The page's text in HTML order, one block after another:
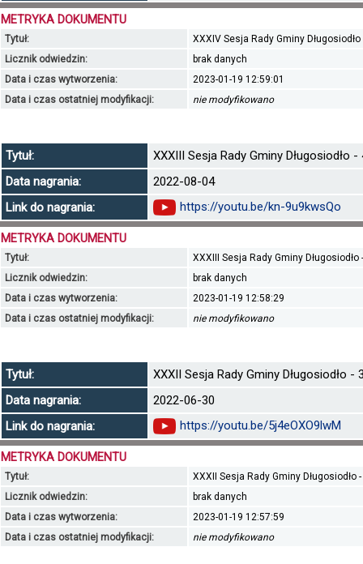
METRYKA DOKUMENTU
Tytuł:
XXXIV Sesja Rady Gminy
Licznik odwiedzin:
brak danych
Data i czas wytworzenia:
2023-01-19 12:59:01
Data i czas ostatniej modyfikacji:
nie modyfikowano
Tytuł:
XXXIII Sesja Rady Gminy Długosiodło
Data nagrania:
2022-08-04
Link do nagrania:
https://youtu.be/kn-9u9kwsQo
METRYKA DOKUMENTU
Tytuł:
XXXIII Sesja Rady Gminy
Licznik odwiedzin:
brak danych
Data i czas wytworzenia:
2023-01-19 12:58:29
Data i czas ostatniej modyfikacji:
nie modyfikowano
Tytuł:
XXXII Sesja Rady Gminy Długosiodło
Data nagrania:
2022-06-30
Link do nagrania:
https://youtu.be/5j4eOXO9lwM
METRYKA DOKUMENTU
Tytuł:
XXXII Sesja Rady Gminy
Licznik odwiedzin:
brak danych
Data i czas wytworzenia:
2023-01-19 12:57:59
Data i czas ostatniej modyfikacji:
nie modyfikowano